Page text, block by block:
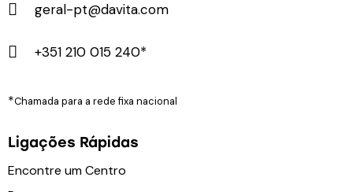
geral-pt@davita.com
+351 210 015 240*
*Chamada para a rede fixa nacional
Ligações Rápidas
Encontre um Centro